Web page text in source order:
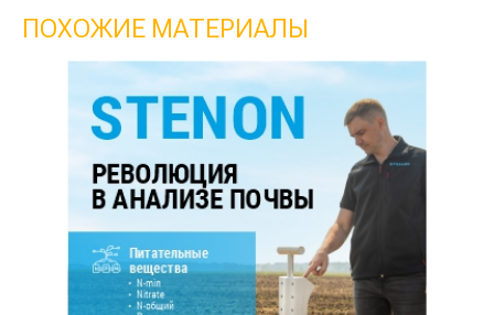
ПОХОЖИЕ МАТЕРИАЛЫ